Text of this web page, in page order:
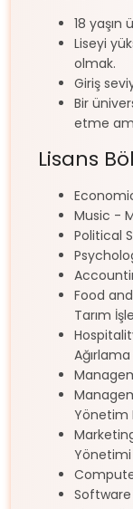
18 yaşın
Liseyi
olmak.
Giriş
Bir
etme
Lisans
Music -
Political
Food
Tarım
Yönetim
Yönetimi
Software